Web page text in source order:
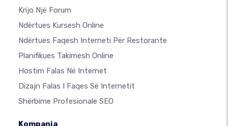
Krijo Një Forum
Ndërtues Kursesh Online
Ndërtues Faqesh Interneti Për Restorante
Planifikues Takimesh Online
Hostim Falas Në Internet
Dizajn Falas I Faqes Së Internetit
Shërbime Profesionale SEO
Kompania